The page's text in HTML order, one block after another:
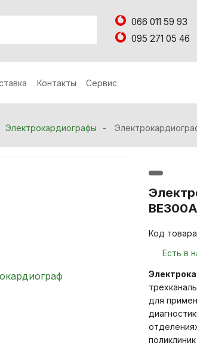
066 011 59 93
095 271 05 46
Контакты Сервис
Электрокардиографы
ВЕ300A
Код
Есть в
для